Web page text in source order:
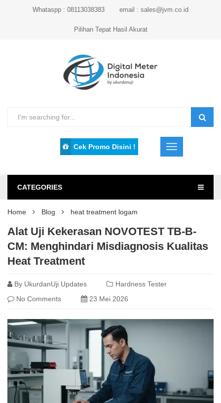
Whataspp : 08113038383 email : sales@jvm.co.id
Pilihan Tepat Hasil Akurat
Cek Promo Disini !
CATEGORIES
Home Blog heat treatment logam
Alat Uji Kekerasan NOVOTEST TB-B-
CM: Menghindari Misdiagnosis Kualitas
Heat Treatment
By UkurdanUji Updates
Hardness Tester
No Comments
23 Mei 2026